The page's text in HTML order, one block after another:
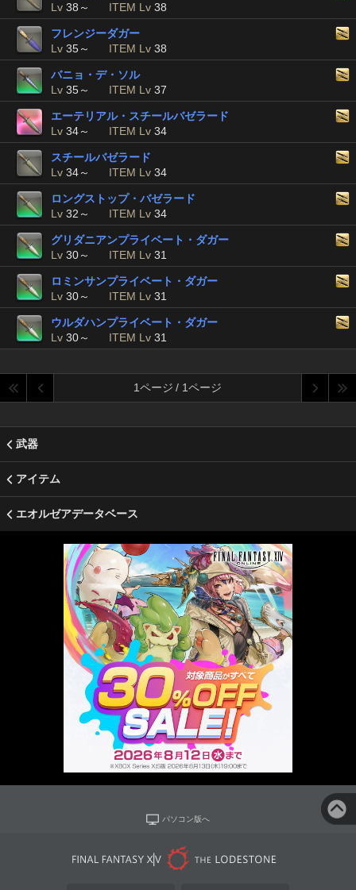
Lv 38～ ITEM Lv 38
フレンジーダガー
Lv 35～ ITEM Lv 38
バニョ・デ・ソル
Lv 35～ ITEM Lv 37
エーテリアル・スチールバゼラード
Lv 34～ ITEM Lv 34
スチールバゼラード
Lv 34～ ITEM Lv 34
ロングストップ・バゼラード
Lv 32～ ITEM Lv 34
グリダニアンプライベート・ダガー
Lv 30～ ITEM Lv 31
ロミンサンプライベート・ダガー
Lv 30～ ITEM Lv 31
ウルダハンプライベート・ダガー
Lv 30～ ITEM Lv 31
1ページ / 1ページ
武器
アイテム
エオルゼアデータベース
パソコン版へ